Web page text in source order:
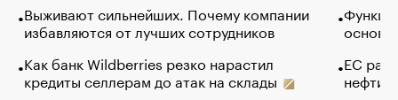
Выживают сильнейших. Почему компании
избавляются от лучших сотрудников
Как банк Wildberries резко нарастил
кредиты селлерам до атак на склады
основ
ЕС
нефти